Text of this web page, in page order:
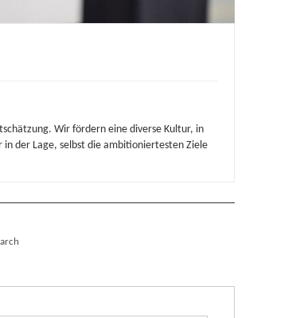
Wir fördern eine diverse Kultur, in
der Lage, selbst die ambitioniertesten Ziele